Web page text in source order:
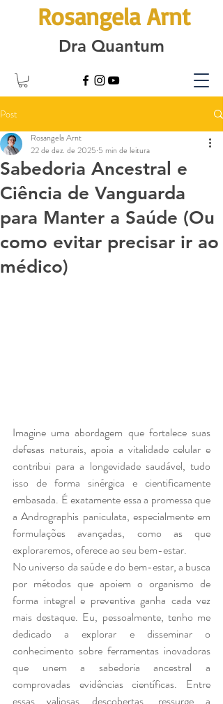
Rosangela Arnt
Dra Quantum
Post
Sabedoria Ancestral e
Ciência de Vanguarda
para Manter a Saúde (Ou
como evitar precisar ir ao
médico)
Rosangela Arnt
22 de dez. de 2025 5 min de leitura
Imagine uma abordagem que fortalece suas
defesas naturais, apoia a vitalidade celular e
contribui para a longevidade saudável, tudo
isso de forma sinérgica e cientificamente
embasada. É exatamente essa a promessa que
a Andrographis paniculata, especialmente em
formulações avançadas, como as que
exploraremos, oferece ao seu bem-estar.
No universo da saúde e do bem-estar, a busca
por métodos que apoiem o organismo de
forma integral e preventiva ganha cada vez
mais destaque. Eu, pessoalmente, tenho me
dedicado a explorar e disseminar o
conhecimento sobre ferramentas inovadoras
que unem a sabedoria ancestral a
comprovadas evidências científicas. Entre